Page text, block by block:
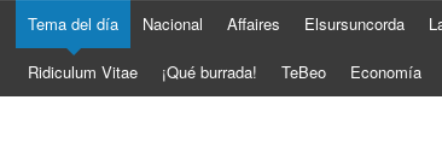
contenido
Tema del día Nacional Affaires Elsursuncorda
Ridiculum Vitae ¡Qué burrada! TeBeo Economía